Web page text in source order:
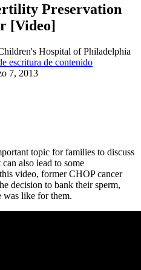
Preservation
[Video]
Hospital of Philadelphia
escritura de contenido
7, 2013
topic for families to discuss
also lead to some
video, former CHOP cancer
decision to bank their sperm,
was like for them.